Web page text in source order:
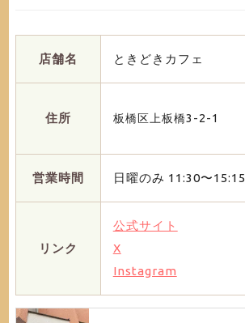
店舗名 ときどきカフェ
住所 板橋区上板橋3-2-1
営業時間 日曜のみ 11:30〜15:15
リンク
公式サイト
X
Instagram